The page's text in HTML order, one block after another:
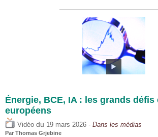
Énergie, BCE, IA : les grands
européens
Vidéo du 19 mars 2026 - Dans les médias
Par Thomas Grjebine